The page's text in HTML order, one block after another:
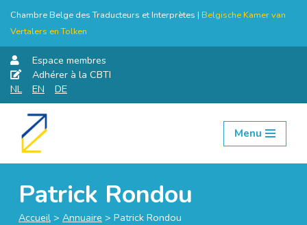
Chambre Belge des Traducteurs et Interprètes | Belgische Kamer van
Vertalers en Tolken
Espace membres
Adhérer à la CBTI
NL
EN DE
Aller
Menu
Patrick Rondou
Accueil > Annuaire > Patrick Rondou